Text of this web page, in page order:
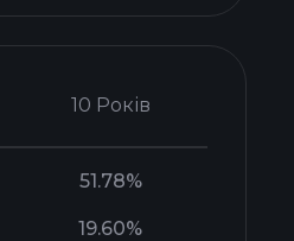
10 Років
51.78%
19.60%